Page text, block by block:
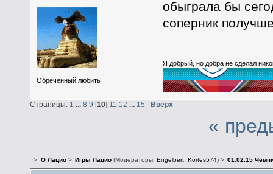
Обреченный любить
обыграла бы
соперник
Я добрый, но добра не сделал
Страницы: 1 ... 8 9 [10] 11 12 ... 15 Вверх
«
> О Лацио> Игры Лацио(Модераторы: Engelbert, Kortes574) > 01.02.15